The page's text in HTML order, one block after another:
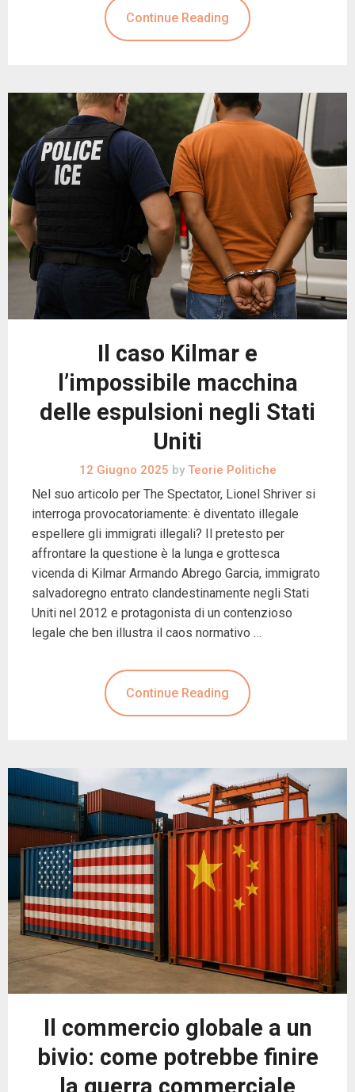
Continue Reading
Il caso Kilmar e
l’impossibile macchina
delle espulsioni negli Stati
Uniti
12 Giugno 2025 byTeorie Politiche
Nel suo articolo per The Spectator, Lionel Shriver si
interroga provocatoriamente: è diventato illegale
espellere gli immigrati illegali? Il pretesto per
affrontare la questione è la lunga e grottesca
vicenda di Kilmar Armando Abrego Garcia, immigrato
salvadoregno entrato clandestinamente negli Stati
Uniti nel 2012 e protagonista di un contenzioso
legale che ben illustra il caos normativo …
Continue Reading
Il commercio globale a un
bivio: come potrebbe finire
la guerra commerciale